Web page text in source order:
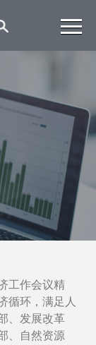
工作会议精
循环，满足人
、发展改革
、自然资源